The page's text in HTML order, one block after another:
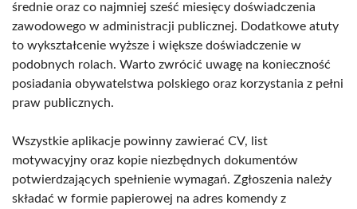
średnie oraz co najmniej sześć miesięcy doświadczenia
zawodowego w administracji publicznej. Dodatkowe atuty
to wykształcenie wyższe i większe doświadczenie w
podobnych rolach. Warto zwrócić uwagę na konieczność
posiadania obywatelstwa polskiego oraz korzystania z pełni
praw publicznych.
Wszystkie aplikacje powinny zawierać CV, list
motywacyjny oraz kopie niezbędnych dokumentów
potwierdzających spełnienie wymagań. Zgłoszenia należy
składać w formie papierowej na adres komendy z